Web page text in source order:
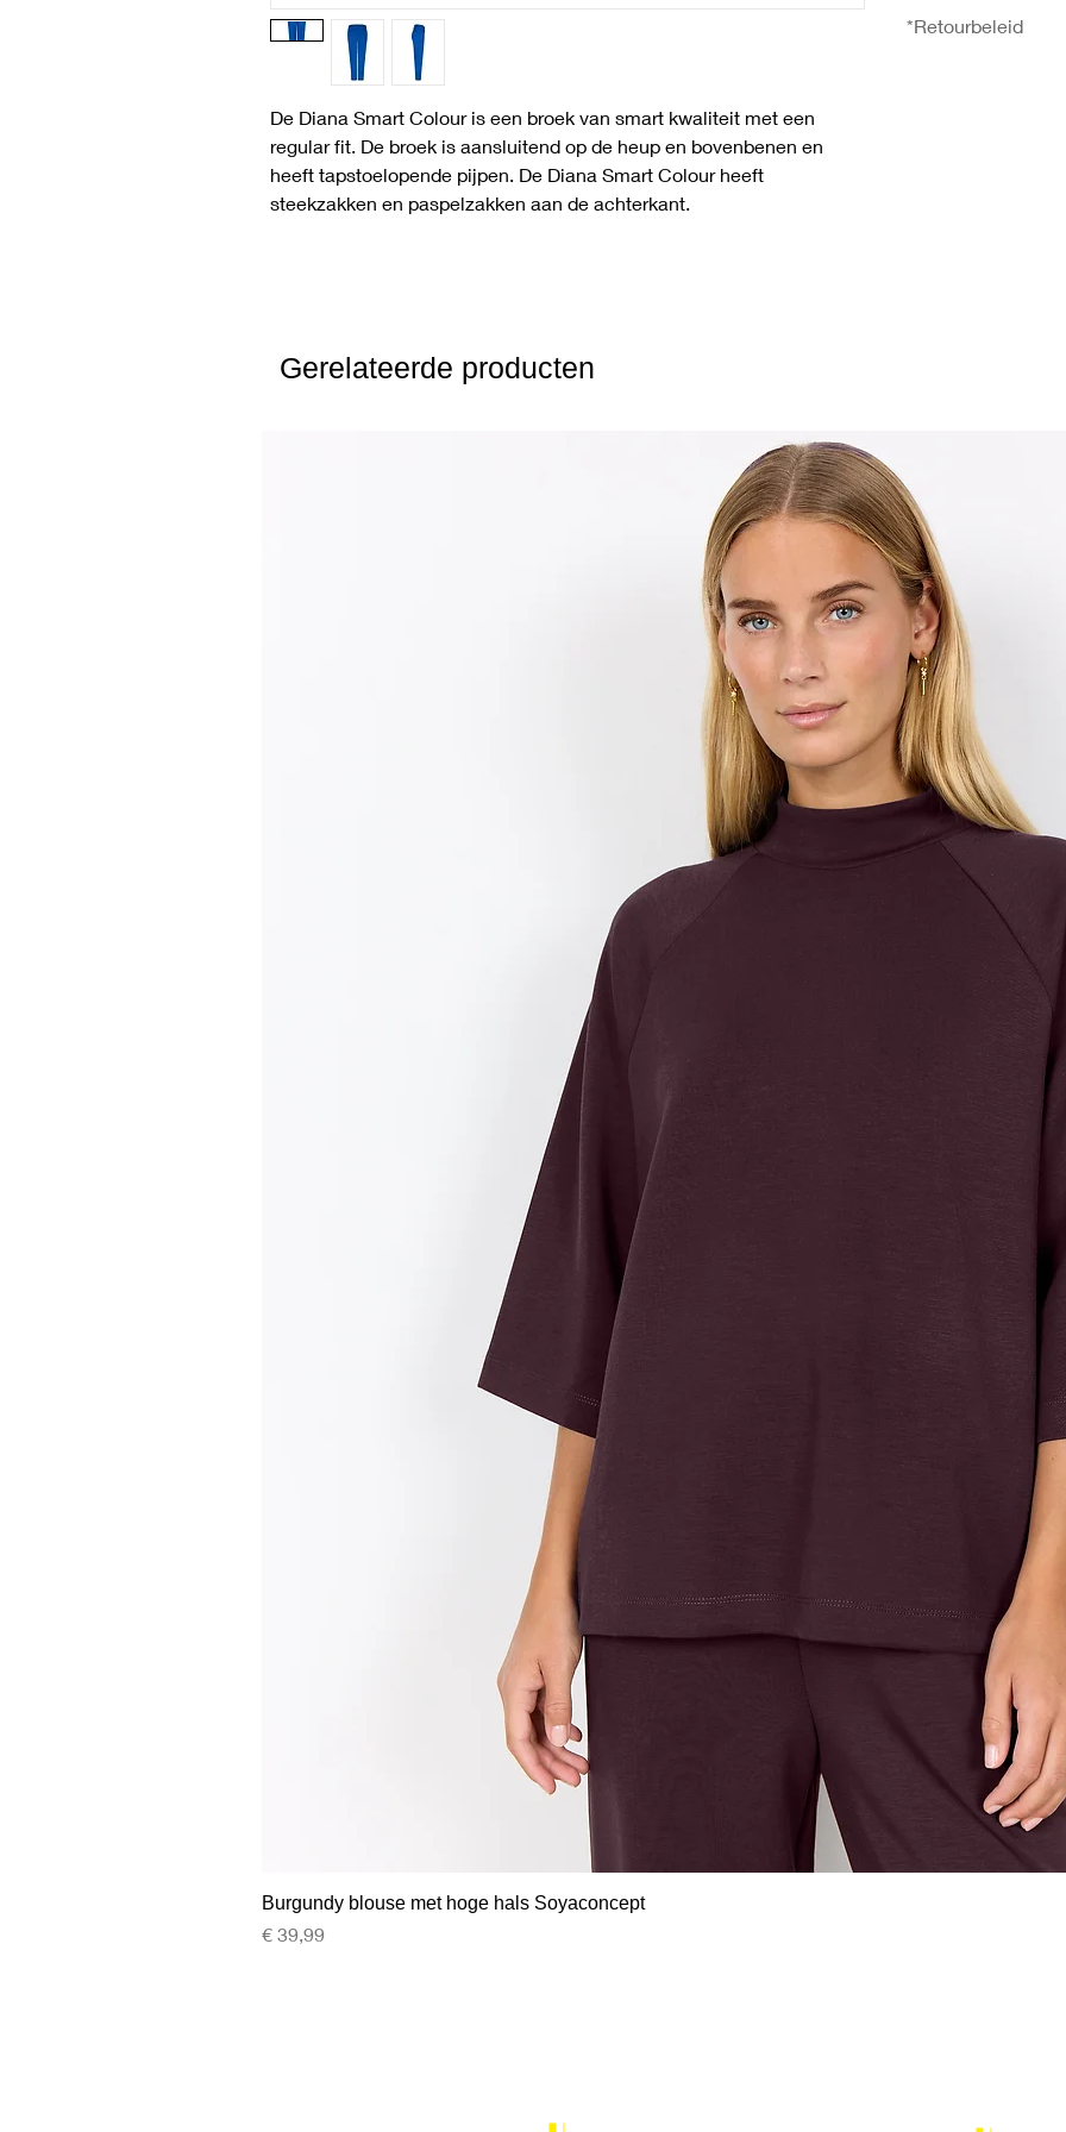
De Diana Smart Colour is een broek van smart kwaliteit met een
regular fit. De broek is aansluitend op de heup en bovenbenen en
heeft tapstoelopende pijpen. De Diana Smart Colour heeft
steekzakken en paspelzakken aan de achterkant.
Heup: S 92-97, M
116-121
droogtrommel,
*Retourbeleid
Gerelateerde producten
Burgundy blouse met hoge hals Soyaconcept
Prijs
€ 39,99